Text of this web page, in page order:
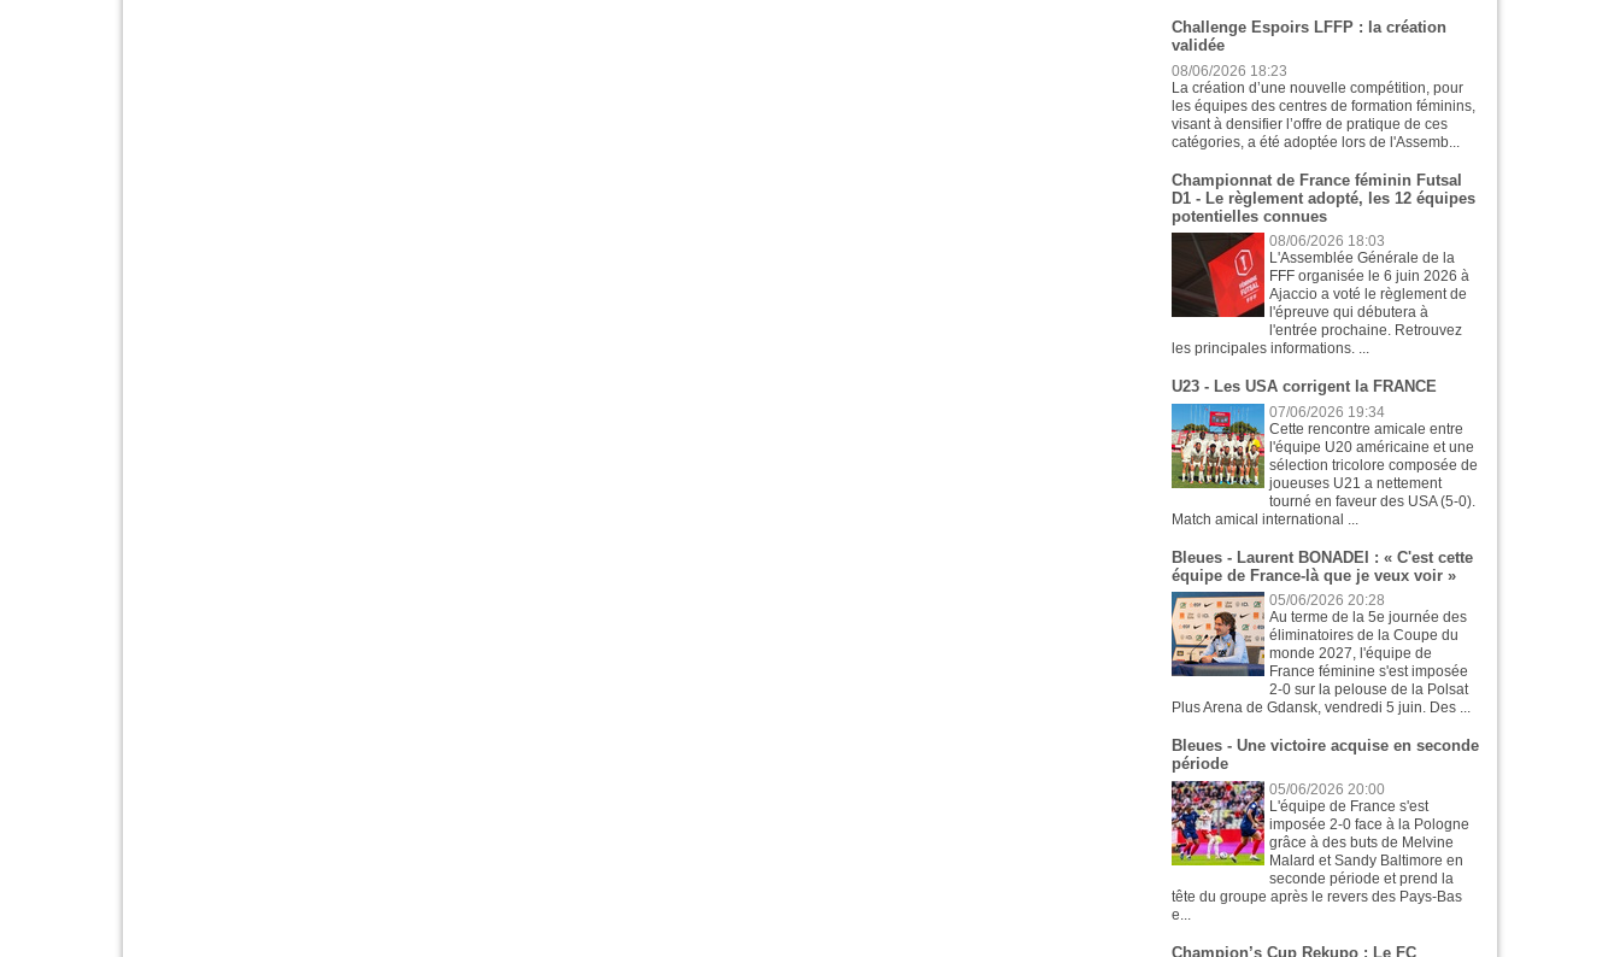
Challenge Espoirs LFFP : la création
validée
08/06/2026 18:23
La création d’une nouvelle compétition, pour
les équipes des centres de formation féminins,
visant à densifier l’offre de pratique de ces
catégories, a été adoptée lors de l'Assemb...
Championnat de France féminin Futsal
D1 - Le règlement adopté, les 12 équipes
potentielles connues
08/06/2026 18:03
L'Assemblée Générale de la
FFF organisée le 6 juin 2026 à
Ajaccio a voté le règlement de
l'épreuve qui débutera à
l'entrée prochaine. Retrouvez
les principales informations. ...
U23 - Les USA corrigent la FRANCE
07/06/2026 19:34
Cette rencontre amicale entre
l'équipe U20 américaine et une
sélection tricolore composée de
joueuses U21 a nettement
tourné en faveur des USA (5-0).
Match amical international ...
Bleues - Laurent BONADEI : « C'est cette
équipe de France-là que je veux voir »
05/06/2026 20:28
Au terme de la 5e journée des
éliminatoires de la Coupe du
monde 2027, l'équipe de
France féminine s'est imposée
2-0 sur la pelouse de la Polsat
Plus Arena de Gdansk, vendredi 5 juin. Des ...
Bleues - Une victoire acquise en seconde
période
05/06/2026 20:00
L'équipe de France s'est
imposée 2-0 face à la Pologne
grâce à des buts de Melvine
Malard et Sandy Baltimore en
seconde période et prend la
tête du groupe après le revers des Pays-Bas
e...
Champion’s Cup Rekupo : Le FC